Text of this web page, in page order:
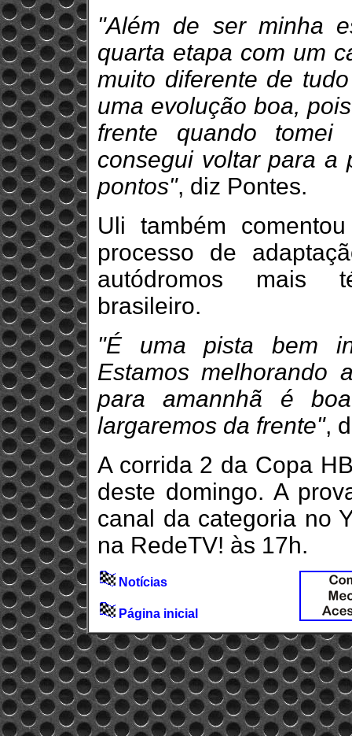
"Além de ser minha
quarta etapa com um
muito diferente de
uma evolução boa,
frente quando tomei
consegui voltar para a
pontos", diz Pontes.
Uli também
processo de
autódromos mais
brasileiro.
"É uma pista bem
Estamos melhorando
para amannhã é
largaremos da frente",
A corrida 2 da Copa
deste domingo. A
canal da categoria no
na RedeTV! às 17h.
Notícias
Página inicial